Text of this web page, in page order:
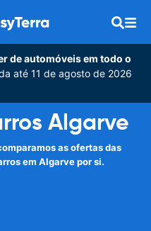
de automóveis em todo o
até 11 de agosto de 2026
Algarve
as ofertas das
em Algarve por si.